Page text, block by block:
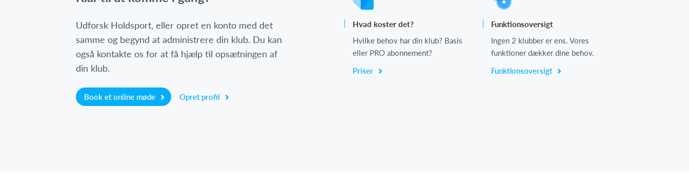
Udforsk Holdsport, eller opret en konto med det
samme og begynd at administrere din klub. Du kan
også kontakte os for at få hjælp til opsætningen af
din klub.
Book et online møde Opret profil
Hvad koster det?
Hvilke behov har din klub? Basis
eller PRO abonnement?
Priser
Funktionsoversigt
Ingen 2 klubber er ens. Vores
funktioner dækker dine behov.
Funktionsoversigt